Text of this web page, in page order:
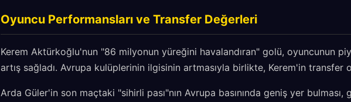
Oyuncu Performansları ve Transfer Değerleri
Kerem Aktürkoğlu'nun "86 milyonun yüreğini havalandıran" golü, oyuncunun
artış sağladı. Avrupa kulüplerinin ilgisinin artmasıyla birlikte, Kerem'in transfer
Arda Güler'in son maçtaki "sihirli pası"nın Avrupa basınında geniş yer